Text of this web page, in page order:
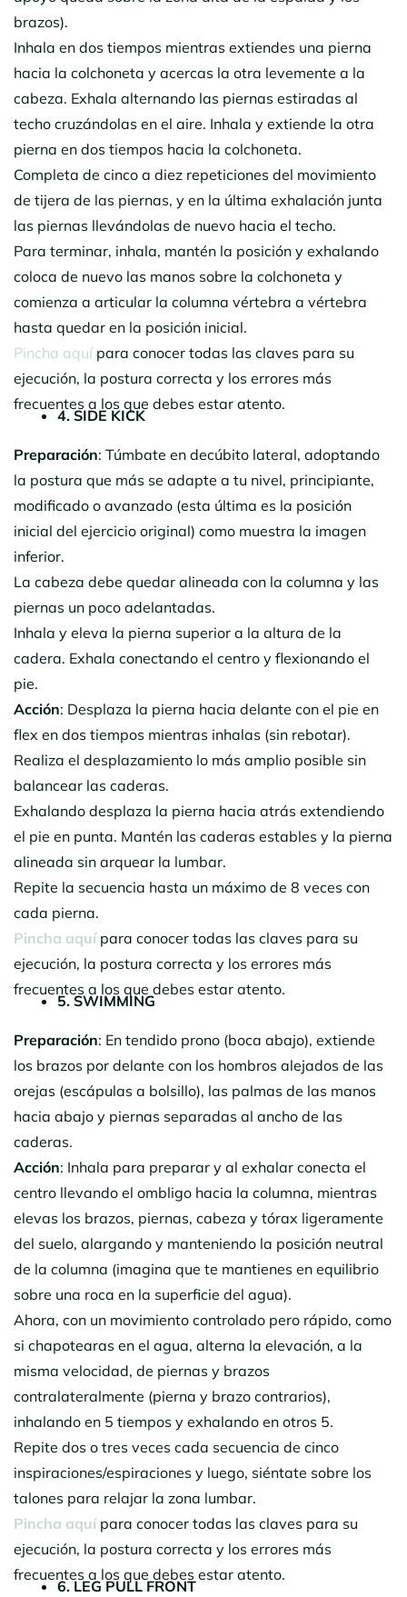
brazos).
Inhala en dos tiempos mientras extiendes una pierna
hacia la colchoneta y acercas la otra levemente a la
cabeza. Exhala alternando las piernas estiradas al
techo cruzándolas en el aire. Inhala y extiende la otra
pierna en dos tiempos hacia la colchoneta.
Completa de cinco a diez repeticiones del movimiento
de tijera de las piernas, y en la última exhalación junta
las piernas llevándolas de nuevo hacia el techo.
Para terminar, inhala, mantén la posición y exhalando
coloca de nuevo las manos sobre la colchoneta y
comienza a articular la columna vértebra a vértebra
hasta quedar en la posición inicial.
Pincha aquí para conocer todas las claves para su
ejecución, la postura correcta y los errores más
frecuentes a los que debes estar atento.
4. SIDE KICK
Preparación: Túmbate en decúbito lateral, adoptando
la postura que más se adapte a tu nivel, principiante,
modificado o avanzado (esta última es la posición
inicial del ejercicio original) como muestra la imagen
inferior.
La cabeza debe quedar alineada con la columna y las
piernas un poco adelantadas.
Inhala y eleva la pierna superior a la altura de la
cadera. Exhala conectando el centro y flexionando el
pie.
Acción: Desplaza la pierna hacia delante con el pie en
flex en dos tiempos mientras inhalas (sin rebotar).
Realiza el desplazamiento lo más amplio posible sin
balancear las caderas.
Exhalando desplaza la pierna hacia atrás extendiendo
el pie en punta. Mantén las caderas estables y la pierna
alineada sin arquear la lumbar.
Repite la secuencia hasta un máximo de 8 veces con
cada pierna.
Pincha aquípara conocer todas las claves para su
ejecución, la postura correcta y los errores más
frecuentes a los que debes estar atento.
5. SWIMMING
Preparación: En tendido prono (boca abajo), extiende
los brazos por delante con los hombros alejados de las
orejas (escápulas a bolsillo), las palmas de las manos
hacia abajo y piernas separadas al ancho de las
caderas.
Acción: Inhala para preparar y al exhalar conecta el
centro llevando el ombligo hacia la columna, mientras
elevas los brazos, piernas, cabeza y tórax ligeramente
del suelo, alargando y manteniendo la posición neutral
de la columna (imagina que te mantienes en equilibrio
sobre una roca en la superficie del agua).
Ahora, con un movimiento controlado pero rápido, como
si chapotearas en el agua, alterna la elevación, a la
misma velocidad, de piernas y brazos
contralateralmente (pierna y brazo contrarios),
inhalando en 5 tiempos y exhalando en otros 5.
Repite dos o tres veces cada secuencia de cinco
inspiraciones/espiraciones y luego, siéntate sobre los
talones para relajar la zona lumbar.
Pincha aquípara conocer todas las claves para su
ejecución, la postura correcta y los errores más
frecuentes a los que debes estar atento.
6. LEG PULL FRONT